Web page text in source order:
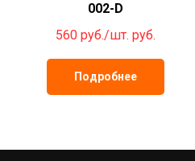
002-D
560 руб./шт. руб.
Подробнее